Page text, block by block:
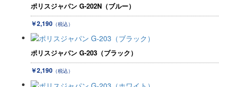
ポリスジャパン G-202N（ブルー）
￥2,190 （税込）
ポリスジャパン G-203（ブラック）
￥2,190 （税込）